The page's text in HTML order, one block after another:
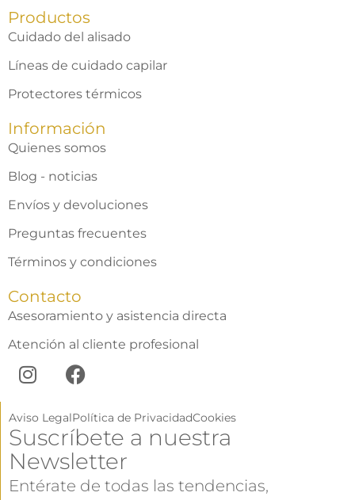
Productos
Cuidado del alisado
Líneas de cuidado capilar
Protectores térmicos
Información
Quienes somos
Blog - noticias
Envíos y devoluciones
Preguntas frecuentes
Términos y condiciones
Contacto
Asesoramiento y asistencia directa
Atención al cliente profesional
Aviso LegalPolítica de PrivacidadCookies
Suscríbete a nuestra
Newsletter
Entérate de todas las tendencias,